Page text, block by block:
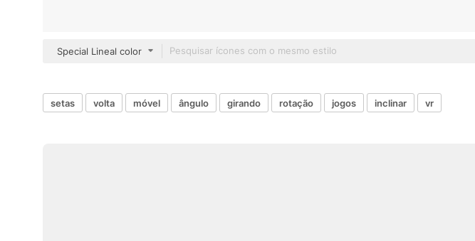
Special Lineal color
setas volta móvel ângulo girando rotação jogos inclinar vr